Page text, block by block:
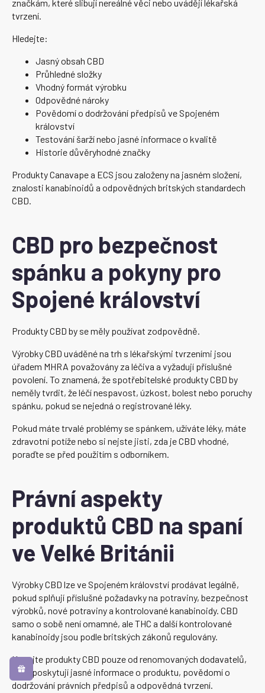
značkám, které slibují nereálné věci nebo uvádějí lékařská
tvrzení.
Hledejte:
Jasný obsah CBD
Průhledné složky
Vhodný formát výrobku
Odpovědné nároky
Povědomí o dodržování předpisů ve Spojeném
království
Testování šarží nebo jasné informace o kvalitě
Historie důvěryhodné značky
Produkty Canavape a ECS jsou založeny na jasném složení,
znalosti kanabinoidů a odpovědných britských standardech
CBD.
CBD pro bezpečnost
spánku a pokyny pro
Spojené království
Produkty CBD by se měly používat zodpovědně.
Výrobky CBD uváděné na trh s lékařskými tvrzeními jsou
úřadem MHRA považovány za léčiva a vyžadují příslušné
povolení. To znamená, že spotřebitelské produkty CBD by
neměly tvrdit, že léčí nespavost, úzkost, bolest nebo poruchy
spánku, pokud se nejedná o registrované léky.
Pokud máte trvalé problémy se spánkem, užíváte léky, máte
zdravotní potíže nebo si nejste jisti, zda je CBD vhodné,
poraďte se před použitím s odborníkem.
Právní aspekty
produktů CBD na spaní
ve Velké Británii
Výrobky CBD lze ve Spojeném království prodávat legálně,
pokud splňují příslušné požadavky na potraviny, bezpečnost
výrobků, nové potraviny a kontrolované kanabinoidy. CBD
samo o sobě není omamné, ale THC a další kontrolované
kanabinoidy jsou podle britských zákonů regulovány.
Kupujte produkty CBD pouze od renomovaných dodavatelů,
kteří poskytují jasné informace o produktu, povědomí o
dodržování právních předpisů a odpovědná tvrzení.